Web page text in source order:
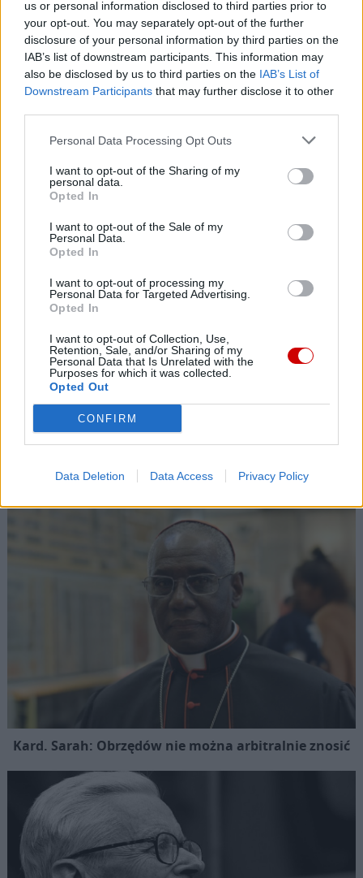
us or personal information disclosed to third parties prior to
your opt-out. You may separately opt-out of the further
disclosure of your personal information by third parties on the
IAB’s list of downstream participants. This information may
also be disclosed by us to third parties on the IAB’s List of
Downstream Participants that may further disclose it to other
Personal Data Processing Opt Outs
I want to opt-out of the Sharing of my
personal data.
Opted In
I want to opt-out of the Sale of my
Personal Data.
Opted In
I want to opt-out of processing my
Personal Data for Targeted Advertising.
Opted In
I want to opt-out of Collection, Use,
Retention, Sale, and/or Sharing of my
Personal Data that Is Unrelated with the
Purposes for which it was collected.
Opted Out
CONFIRM
Data Deletion Data Access Privacy Policy
Link
Wersja do druku
Tagi: BŁ. KS. JERZY POPIEŁUSZKO JEDNOŚĆ SEJM RP
Najnowsze
07 sierpnia 2026 | 21:53
Kard. Rossi: przyjazd Leona XIV do Argentyny hołdem dla
papieża Franciszka
07 sierpnia 2026 | 21:30
Co czeka papieża Leona XIV w Ameryce Południowej?
07 sierpnia 2026 | 20:51
Franciszkanie z Kustodii Ziemi Świętej świętowali Przemienienie
07 sierpnia 2026 | 19:41
Kard. Tagle: Przemienienie Jezusa w świecie oszpeconym wojną
Kard. Sarah: Obrzędów nie można arbitralnie znosić